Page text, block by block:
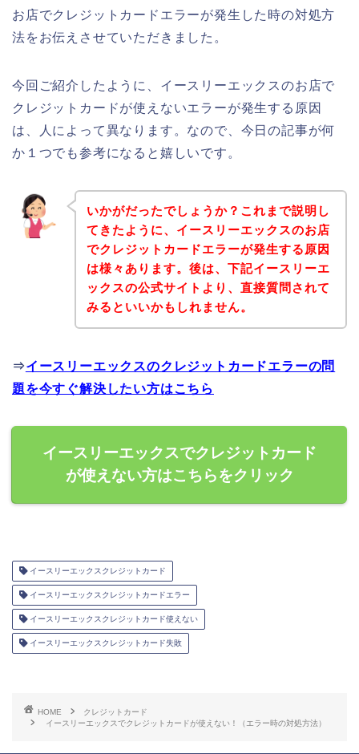
お店でクレジットカードエラーが発生した時の対処方
法をお伝えさせていただきました。
今回ご紹介したように、イースリーエックスのお店で
クレジットカードが使えないエラーが発生する原因
は、人によって異なります。なので、今日の記事が何
か１つでも参考になると嬉しいです。
いかがだったでしょうか？これまで説明し
てきたように、イースリーエックスのお店
でクレジットカードエラーが発生する原因
は様々あります。後は、下記イースリーエ
ックスの公式サイトより、直接質問されて
みるといいかもしれません。
⇒イースリーエックスのクレジットカードエラーの問
題を今すぐ解決したい方はこちら
イースリーエックスでクレジットカード
が使えない方はこちらをクリック
イースリーエックスクレジットカード
イースリーエックスクレジットカードエラー
イースリーエックスクレジットカード使えない
イースリーエックスクレジットカード失敗
HOME
クレジットカード
イースリーエックスでクレジットカードが使えない！（エラー時の対処方法）